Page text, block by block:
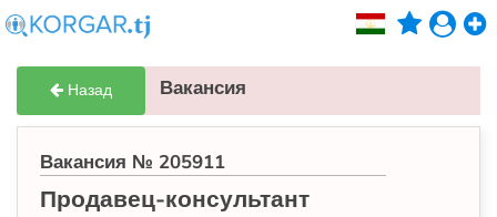
Назад Вакансия
Вакансия № 205911
Продавец-консультант